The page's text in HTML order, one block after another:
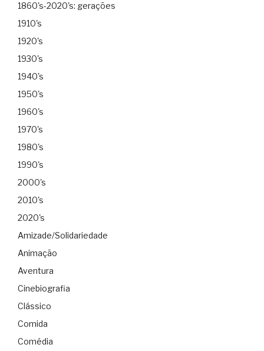
1860's-2020's: gerações
1910's
1920's
1930's
1940's
1950's
1960's
1970's
1980's
1990's
2000's
2010's
2020's
Amizade/Solidariedade
Animação
Aventura
Cinebiografia
Clássico
Comida
Comédia